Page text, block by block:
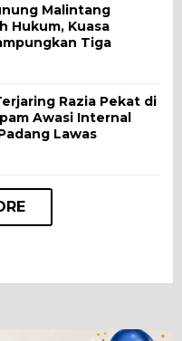
Malintang
Hukum, Kuasa
Tiga
Razia Pekat di
Awasi Internal
Lawas